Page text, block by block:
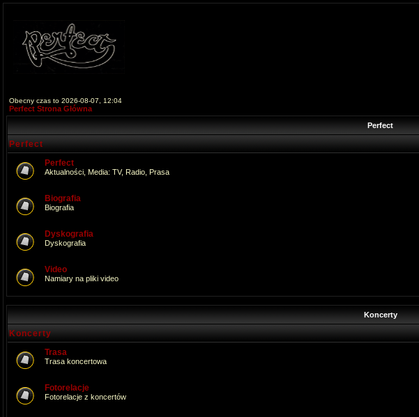
Obecny czas to 2026-08-07, 12:04
Perfect Strona Główna
Perfect
Perfect
Perfect
Aktualności, Media: TV, Radio, Prasa
Biografia
Biografia
Dyskografia
Dyskografia
Video
Namiary na pliki video
Koncerty
Koncerty
Trasa
Trasa koncertowa
Fotorelacje
Fotorelacje z koncertów